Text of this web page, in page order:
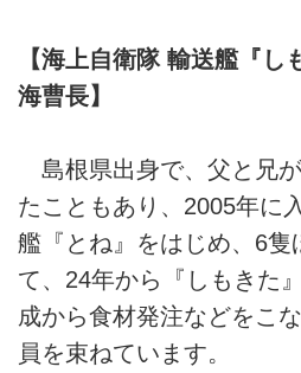
【海上自衛隊 輸送艦『し
海曹長】
島根県出身で、父と兄
たこともあり、2005年に
艦『とね』をはじめ、6隻
て、24年から『しもきた
成から食材発注などをこ
員を束ねています。